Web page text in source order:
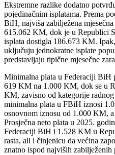
Ekstremne razlike dodatno
pojedinačnim isplatama. Prema
BiH, najviša zabilježena
615.062 KM, dok je u Republici
isplata dostigla 186.673 KM.
uključuju jednokratne isplate
predstavljaju tipične mjesečne
Minimalna plata u Federaciji BiH
619 KM na 1.000 KM, dok se u
KM, zavisno od kategorije
minimalna plata u FBiH iznosi
osnovnom iznosu od 1.000 KM,
Prosječna neto plata u 2025.
Federaciji BiH i 1.528 KM u
rasta, ali i činjenicu da većina
znatno ispod najviših zabilježenih